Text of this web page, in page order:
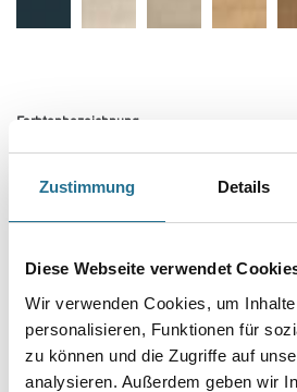
Zustimmung Details
Diese Webseite verwendet
Wir verwenden Cookies, um
personalisieren, Funktionen für
zu können und die Zugriffe auf
analysieren. Außerdem geben wir
Farbtonbezeichnung
Gebinde